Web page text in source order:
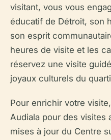
visitant, vous vous
éducatif de Détroit, son
son esprit
heures de visite et les
réservez une visite
joyaux culturels du
Pour enrichir votre
Audiala pour des visites
mises à jour du Centre